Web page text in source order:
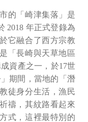
的「崎津集落」是
2018 年正式登錄為
它融合了西方宗教
「長崎與天草地區
資產之一，於17世
期間，當地的「潛
徒身分生活，漁民
禱，其紋路看起來
式，這裡最特別的